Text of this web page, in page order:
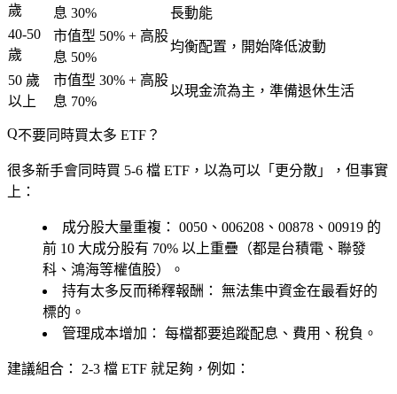
歲
息 30%
長動能
40-50
歲
市值型 50% + 高股
息 50%
均衡配置，開始降低波動
50 歲
以上
市值型 30% + 高股
息 70%
以現金流為主，準備退休生活
不要同時買太多 ETF？
很多新手會同時買 5-6 檔 ETF，以為可以「更分散」，但事實
上：
成分股大量重複： 0050、006208、00878、00919 的
前 10 大成分股有 70% 以上重疊（都是台積電、聯發
科、鴻海等權值股）。
持有太多反而稀釋報酬： 無法集中資金在最看好的
標的。
管理成本增加： 每檔都要追蹤配息、費用、稅負。
建議組合： 2-3 檔 ETF 就足夠，例如：